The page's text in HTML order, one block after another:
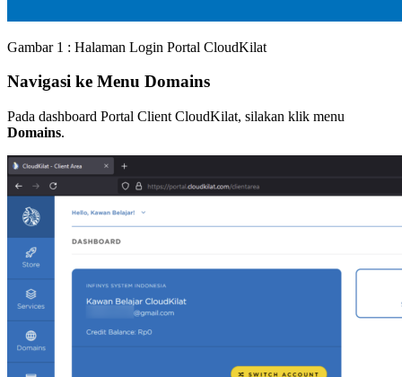
Gambar 1 : Halaman Login Portal CloudKilat
Navigasi ke Menu Domains
Pada dashboard Portal Client CloudKilat, silakan klik menu
Domains.